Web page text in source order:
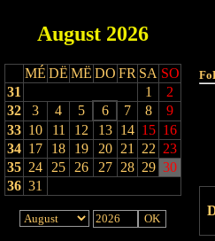
August 2026
MÉ DË MË DO FR SA SO
31
1
2
32
3 4 5 6 7 8
9
33 10 11 12 13 14 15 16
34 17 18 19 20 21 22 23
35 24 25 26 27 28 29 30
36 31